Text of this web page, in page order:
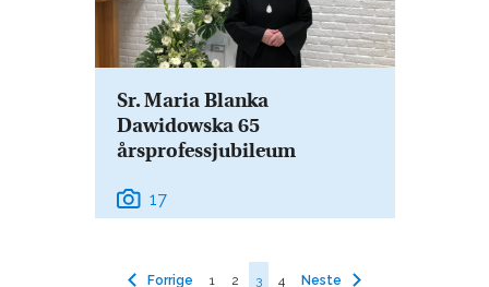
Sr. Maria Blanka
Dawidowska 65
årsprofessjubileum
17
Forrige 1 2 3 4 Neste